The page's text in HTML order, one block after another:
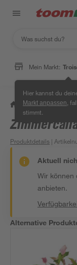
Mein Markt:
Hier kannst du
Markt anpassen ,
stimmt.
/ Garten & Freizeit
Produktdetails |
Aktuell
Wir können
anbieten.
Alternative